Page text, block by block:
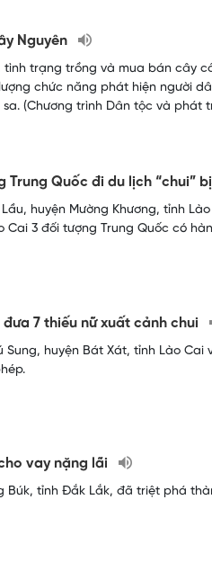
Nguyên
tình trạng trồng và mua bán cây
chức năng phát hiện người
(Chương trình Dân tộc và phát
Trung Quốc đi du lịch “chui”
huyện Mường Khương, tỉnh
Cai 3 đối tượng Trung Quốc có
7 thiếu nữ xuất cảnh chui
Sung, huyện Bát Xát, tỉnh Lào
vay nặng lãi
Búk, tỉnh Đắk Lắk, đã triệt phá